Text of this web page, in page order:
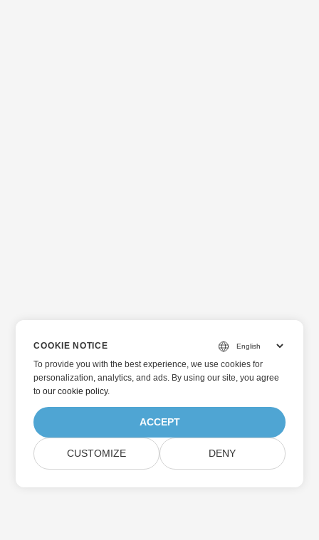
COOKIE NOTICE
To provide you with the best experience, we use cookies for
personalization, analytics, and ads. By using our site, you agree
toour cookie policy.
ACCEPT
CUSTOMIZE DENY